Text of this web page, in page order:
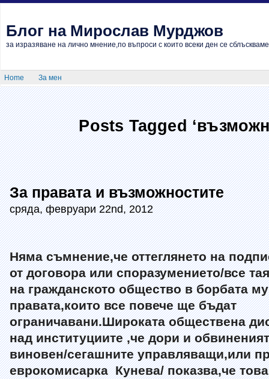
Блог на Мирослав Мурджов
за изразяване на лично мнение,по въпроси с които всеки ден се сблъскваме
Home За мен
Posts Tagged
За правата и възможностите
сряда, февруари 22nd, 2012
Няма съмнение,че оттеглянето на
от договора или споразумението/все
на гражданското общество в борбата
правата,които все повече ще бъдат
ограничавани.Широката обществена
над институциите ,че дори и
виновен/сегашните управляващи,или
еврокомисаркаКунева/ показва,че